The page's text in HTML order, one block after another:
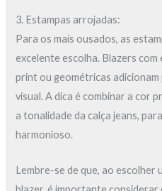
3. Estampas arrojadas:
Para os mais ousados, as
excelente escolha. Blazers
print ou geométricas
visual. A dica é combinar a cor
a tonalidade da calça jeans,
harmonioso.
Lembre-se de que, ao escolher